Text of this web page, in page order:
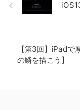
【第3回】iPadで
の鱗を描こう】